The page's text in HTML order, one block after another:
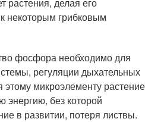
некоторым грибковым
фосфора необходимо для
регуляции дыхательных
этому микроэлементу растение
энергию, без которой
в развитии, потеря листвы.